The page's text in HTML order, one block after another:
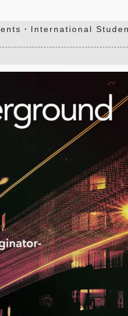
・International